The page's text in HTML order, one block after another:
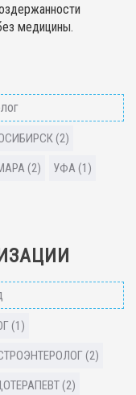
медицины.
(2)
(2) УФА (1)
(1)
(2)
(2)